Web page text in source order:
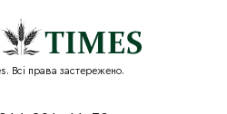
Всі права застережено.